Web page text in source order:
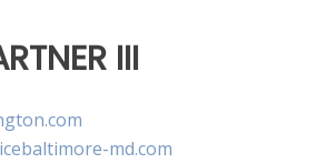
III
md.com